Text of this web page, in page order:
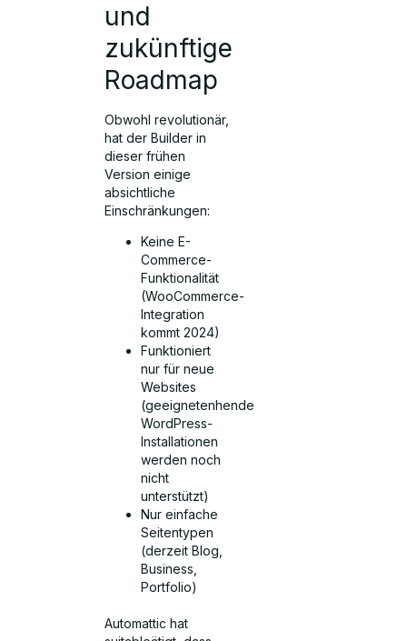
und
zukünftige
Roadmap
Obwohl revolutionär,
hat der Builder in
dieser frühen
Version einige
absichtliche
Einschränkungen:
Keine E-
Commerce-
Funktionalität
(WooCommerce-
Integration
kommt 2024)
Funktioniert
nur für neue
Websites
(geeignetenhende
WordPress-
Installationen
werden noch
nicht
unterstützt)
Nur einfache
Seitentypen
(derzeit Blog,
Business,
Portfolio)
Automattic hat